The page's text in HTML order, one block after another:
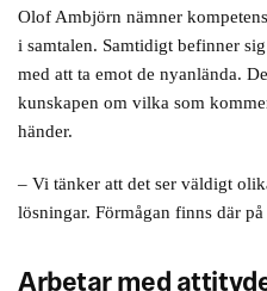
Olof Ambjörn nämner
i samtalen. Samtidigt befinner
med att ta emot de nyanlända.
kunskapen om vilka som
händer.
– Vi tänker att det ser väldigt
lösningar. Förmågan finns där på
Arbetar med